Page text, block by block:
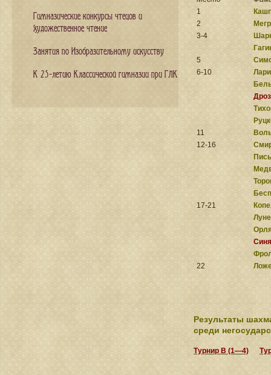
1
2
3-4
5
6-10
11
12-16
17-21
22
Результаты
среди
Турнир B (1—4)
Гимназические конкурсы чтецов и
художественное чтение
Занятия по Изобразительному искусству
К 25-летию Классической гимназии при ГЛК